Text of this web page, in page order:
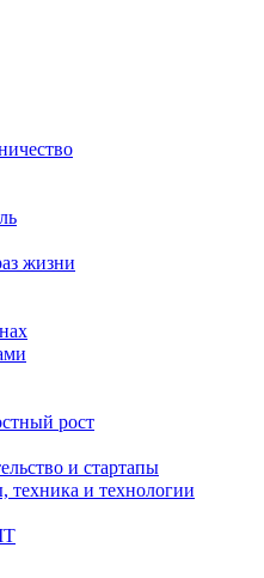
жизни
рост
и стартапы
и технологии